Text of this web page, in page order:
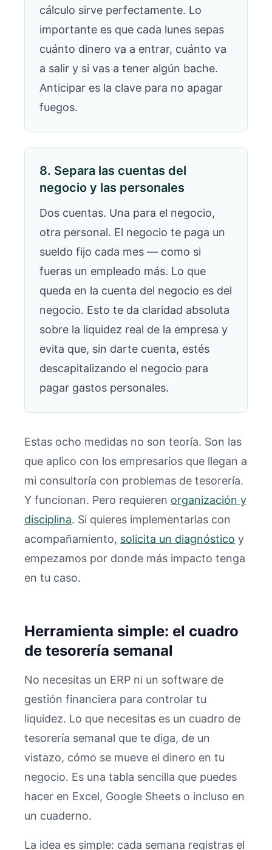
cálculo sirve perfectamente. Lo
importante es que cada lunes sepas
cuánto dinero va a entrar, cuánto va
a salir y si vas a tener algún bache.
Anticipar es la clave para no apagar
fuegos.
8. Separa las cuentas del
negocio y las personales
Dos cuentas. Una para el negocio,
otra personal. El negocio te paga un
sueldo fijo cada mes — como si
fueras un empleado más. Lo que
queda en la cuenta del negocio es del
negocio. Esto te da claridad absoluta
sobre la liquidez real de la empresa y
evita que, sin darte cuenta, estés
descapitalizando el negocio para
pagar gastos personales.
Estas ocho medidas no son teoría. Son las
que aplico con los empresarios que llegan a
mi consultoría con problemas de tesorería.
Y funcionan. Pero requieren organización y
disciplina. Si quieres implementarlas con
acompañamiento, solicita un diagnóstico y
empezamos por donde más impacto tenga
en tu caso.
Herramienta simple: el cuadro
de tesorería semanal
No necesitas un ERP ni un software de
gestión financiera para controlar tu
liquidez. Lo que necesitas es un cuadro de
tesorería semanal que te diga, de un
vistazo, cómo se mueve el dinero en tu
negocio. Es una tabla sencilla que puedes
hacer en Excel, Google Sheets o incluso en
un cuaderno.
La idea es simple: cada semana registras el